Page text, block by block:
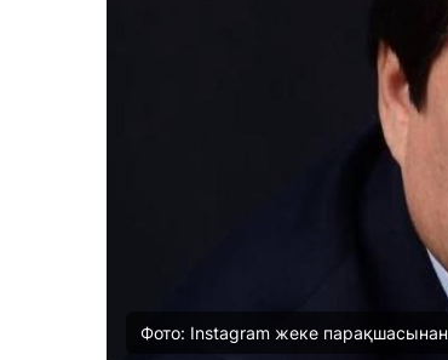
Фото: Instagram жеке парақшасынан